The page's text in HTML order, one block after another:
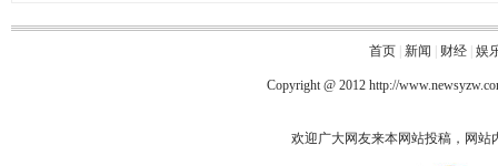
首页| 新闻 财经| 娱
Copyright @ 2012 http://
欢迎广大网友来本网站投稿，网站